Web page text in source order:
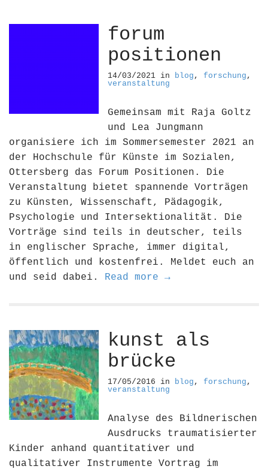
forum
positionen
14/03/2021 in blog , forschung ,
veranstaltung
Gemeinsam mit Raja Goltz
und Lea Jungmann
organisiere ich im Sommersemester 2021 an
der Hochschule für Künste im Sozialen,
Ottersberg das Forum Positionen. Die
Veranstaltung bietet spannende Vorträgen
zu Künsten, Wissenschaft, Pädagogik,
Psychologie und Intersektionalität. Die
Vorträge sind teils in deutscher, teils
in englischer Sprache, immer digital,
öffentlich und kostenfrei. Meldet euch an
und seid dabei. Read more →
kunst als
brücke
17/05/2016 in blog , forschung ,
veranstaltung
Analyse des Bildnerischen
Ausdrucks traumatisierter
Kinder anhand quantitativer und
qualitativer Instrumente Vortrag im